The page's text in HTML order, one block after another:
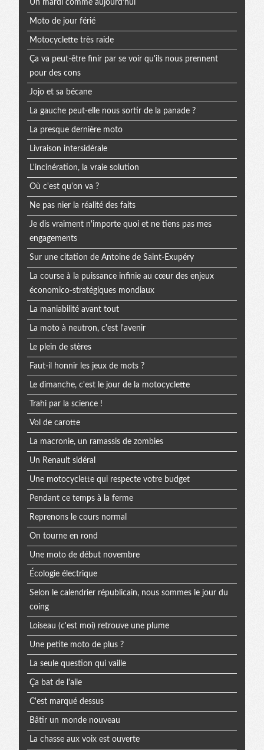
Un mardi comme aujourd'hui
Moto de jour férié
Motocyclette très raide
Ça va peut-être finir par se voir qu'ils nous prennent
pour des cons
Jojo et sa bécane
La gauche peut-elle nous sortir de la panade ?
La presque dernière moto
Livraison intersidérale
L'incinération, la vraie solution
Où c'est qu'on va ?
Ne pas nier la réalité des faits
Je dis vraiment n'importe quoi et ne tiens pas mes
engagements
Sur une citation de Antoine de Saint-Exupéry
La course à la puissance infinie au cœur des enjeux
économico-stratégiques mondiaux
La maniabilité avant tout
La moto à neutron, c'est l'avenir
Le plein de stères
Faut-il honnir les jeux de mots ?
Le dimanche, c'est le jour de la motocyclette
Trahi par la science !
Vol de carotte
La macronie, un ramassis de zombies
Un Renault sidéral
Une motocyclette qui respecte votre budget
Pendant ce temps à la ferme
Reprenons le cours normal
On tourne en rond
Une moto de début novembre
Écologie électrique
Selon le calendrier républicain, nous sommes le jour du
coing
Loiseau (c'est moi) retrouve une plume
Une petite moto de plus ?
La seule question qui vaille
Ça bat de l'aile
C'est marqué dessus
Bâtir un monde nouveau
La chasse aux voix est ouverte